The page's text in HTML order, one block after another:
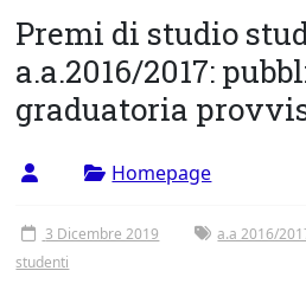
degli
Studi
di
Roma
Tor
Vergata
Premi di studio
a.a.2016/2017:
graduatoria
Homepage
3 Dicembre 2019 a.a 2016/
studenti